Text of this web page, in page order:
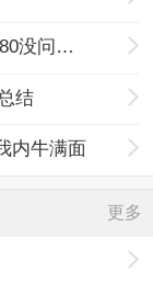
最强政治结构图！五天全部背熟！冲刺80没问题！
结
内牛满面
更多